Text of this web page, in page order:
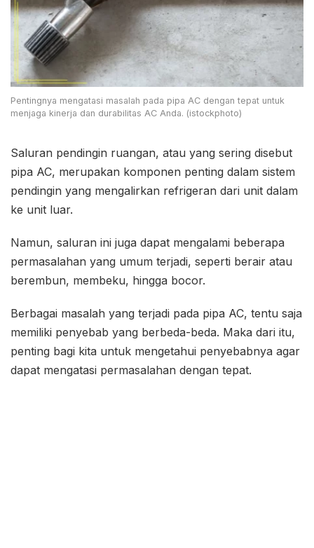
Pentingnya mengatasi masalah pada pipa AC dengan tepat untuk
menjaga kinerja dan durabilitas AC Anda. (istockphoto)
Saluran pendingin ruangan, atau yang sering disebut
pipa AC, merupakan komponen penting dalam sistem
pendingin yang mengalirkan refrigeran dari unit dalam
ke unit luar.
Namun, saluran ini juga dapat mengalami beberapa
permasalahan yang umum terjadi, seperti berair atau
berembun, membeku, hingga bocor.
Berbagai masalah yang terjadi pada pipa AC, tentu saja
memiliki penyebab yang berbeda-beda. Maka dari itu,
penting bagi kita untuk mengetahui penyebabnya agar
dapat mengatasi permasalahan dengan tepat.